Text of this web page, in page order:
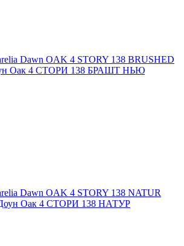
Dawn OAK 4 STORY 138 BRUSHED
Оак 4 СТОРИ 138 БРАШТ НЬЮ
Dawn OAK 4 STORY 138 NATUR
Оак 4 СТОРИ 138 НАТУР